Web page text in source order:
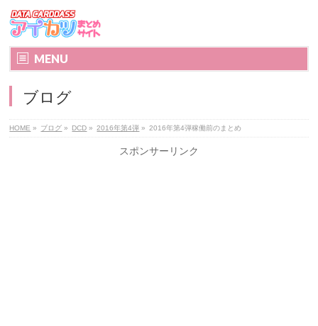
MENU
ブログ
HOME » ブログ » DCD » 2016年第4弾 » 2016年第4弾稼働前のまとめ
スポンサーリンク